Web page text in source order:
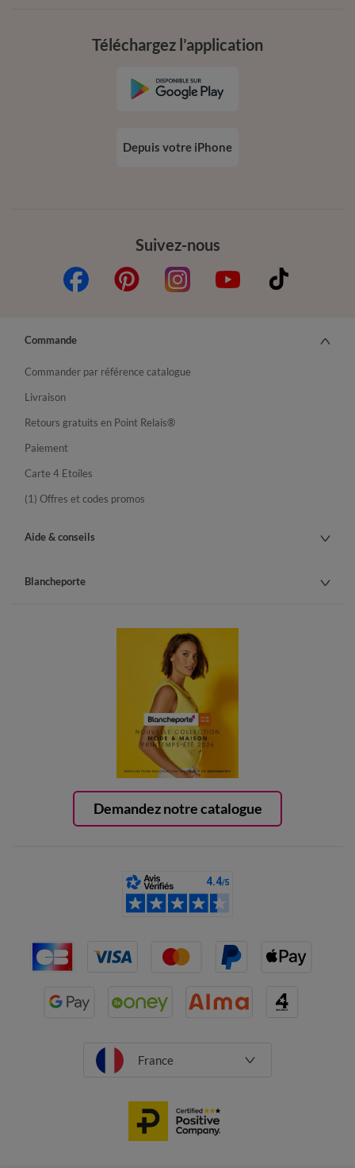
Suivez-nous
Téléchargez l’application
Depuis votre iPhone
Demandez notre catalogue
Commande
Commander par référence catalogue
Livraison
Retours gratuits en Point Relais®
Paiement
Carte 4 Etoiles
(1) Offres et codes promos
Aide & conseils
Blancheporte
France